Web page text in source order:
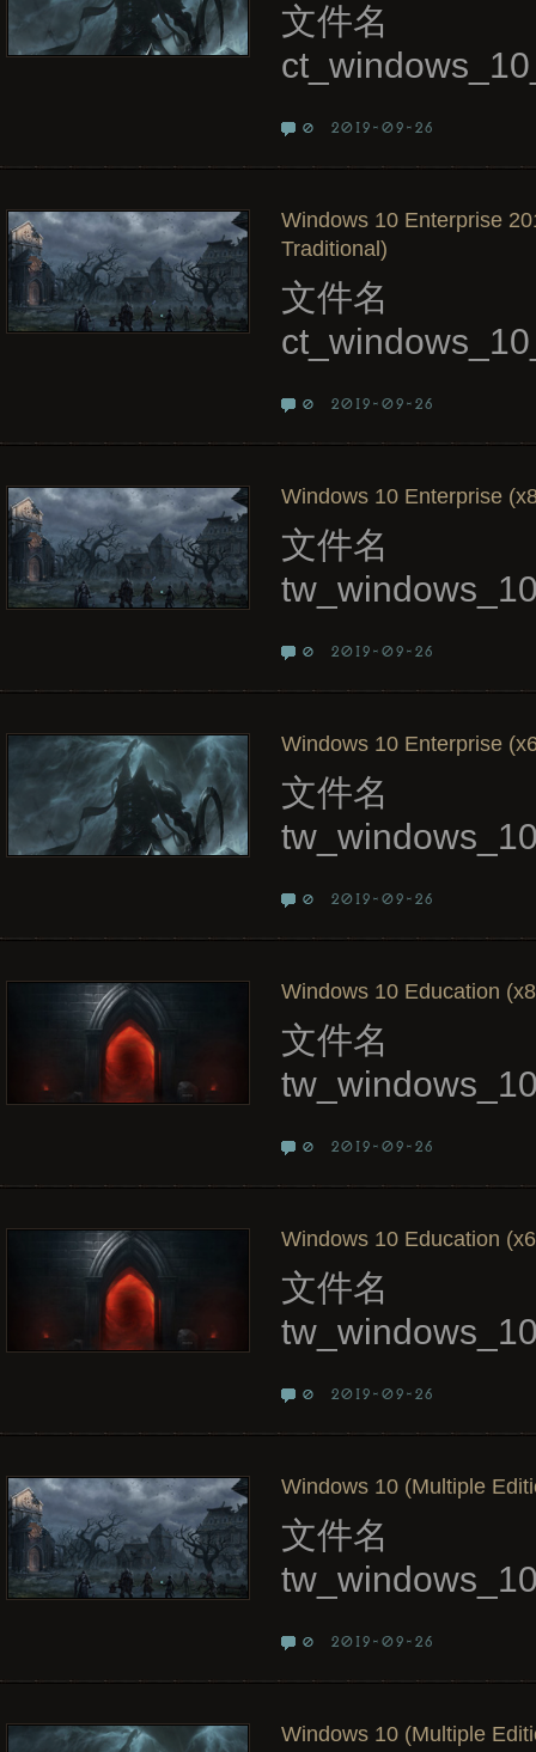
文件名
0 2019-09-26
Windows 10 Enterprise
Traditional)
文件名
0 2019-09-26
Windows 10 Enterprise
文件名
0 2019-09-26
Windows 10 Enterprise
文件名
0 2019-09-26
Windows 10 Education
文件名
0 2019-09-26
Windows 10 Education
文件名
0 2019-09-26
Windows 10 (Multiple
文件名
0 2019-09-26
Windows 10 (Multiple